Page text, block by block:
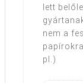
lett
nem a
pl.)